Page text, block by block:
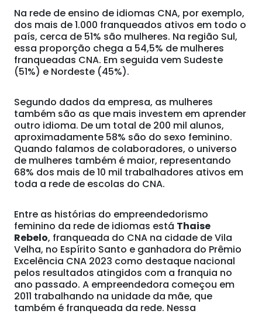
Na rede de ensino de idiomas CNA, por exemplo,
dos mais de 1.000 franqueados ativos em todo o
país, cerca de 51% são mulheres. Na região Sul,
essa proporção chega a 54,5% de mulheres
franqueadas CNA. Em seguida vem Sudeste
(51%) e Nordeste (45%).
Segundo dados da empresa, as mulheres
também são as que mais investem em aprender
outro idioma. De um total de 200 mil alunos,
aproximadamente 58% são do sexo feminino.
Quando falamos de colaboradores, o universo
de mulheres também é maior, representando
68% dos mais de 10 mil trabalhadores ativos em
toda a rede de escolas do CNA.
Entre as histórias do empreendedorismo
feminino da rede de idiomas está Thaise
Rebelo, franqueada do CNA na cidade de Vila
Velha, no Espírito Santo e ganhadora do Prêmio
Excelência CNA 2023 como destaque nacional
pelos resultados atingidos com a franquia no
ano passado. A empreendedora começou em
2011 trabalhando na unidade da mãe, que
também é franqueada da rede. Nessa